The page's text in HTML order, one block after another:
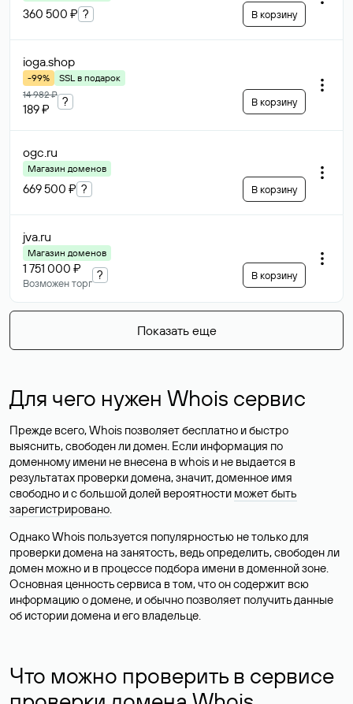
360 500 ₽ ? В корзину
ioga.shop
-99%
SSL в подарок
14 982 ₽
189 ₽
? В корзину
ogc.ru
Магазин доменов
669 500 ₽ ? В корзину
jva.ru
Магазин доменов
1 751 000 ₽
Возможен торг
? В корзину
Показать еще
Для чего нужен Whois сервис
Прежде всего, Whois позволяет бесплатно и быстро
выяснить, свободен ли домен. Если информация по
доменному имени не внесена в whois и не выдается в
результатах проверки домена, значит, доменное имя
свободно и с большой долей вероятности может быть
зарегистрировано.
Однако Whois пользуется популярностью не только для
проверки домена на занятость, ведь определить, свободен ли
домен можно и в процессе подбора имени в доменной зоне.
Основная ценность сервиса в том, что он содержит всю
информацию о домене, и обычно позволяет получить данные
об истории домена и его владельце.
Что можно проверить в сервисе